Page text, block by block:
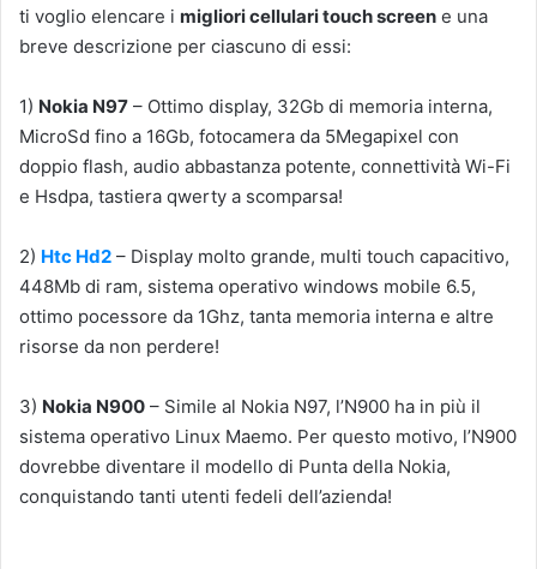
ti voglio elencare i migliori cellulari touch screen e una
breve descrizione per ciascuno di essi:
1) Nokia N97 – Ottimo display, 32Gb di memoria interna,
MicroSd fino a 16Gb, fotocamera da 5Megapixel con
doppio flash, audio abbastanza potente, connettività Wi-Fi
e Hsdpa, tastiera qwerty a scomparsa!
2) Htc Hd2 – Display molto grande, multi touch capacitivo,
448Mb di ram, sistema operativo windows mobile 6.5,
ottimo pocessore da 1Ghz, tanta memoria interna e altre
risorse da non perdere!
3) Nokia N900 – Simile al Nokia N97, l’N900 ha in più il
sistema operativo Linux Maemo. Per questo motivo, l’N900
dovrebbe diventare il modello di Punta della Nokia,
conquistando tanti utenti fedeli dell’azienda!